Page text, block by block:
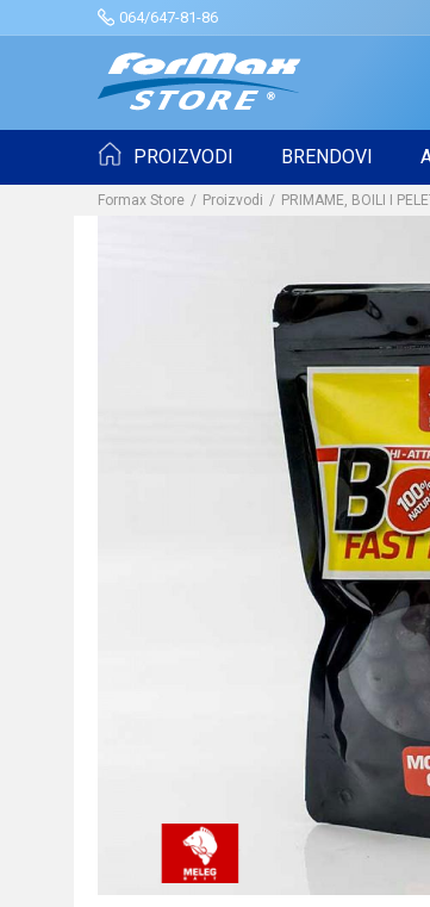
064/647-81-86
PROIZVODI BRENDOVI
Formax Store Proizvodi PRIMAME, BOILI I